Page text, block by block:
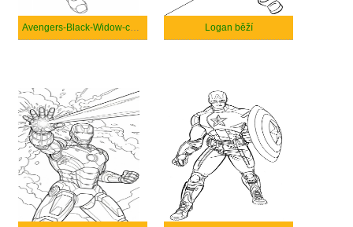
Avengers-Black-Widow-coloring Logan běží